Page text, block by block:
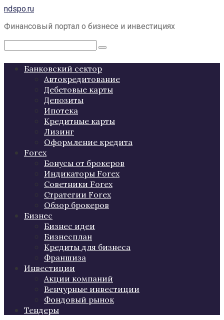
Перейти
контенту
ndspo.ru
Финансовый портал о бизнесе и инвестициях
Поиск:
Банковский сектор
Автокредитование
Дебетовые карты
Депозиты
Ипотека
Кредитные карты
Лизинг
Оформление кредита
Forex
Бонусы от брокеров
Индикаторы Forex
Советники Forex
Стратегии Forex
Обзор брокеров
Бизнес
Бизнес идеи
Бизнесплан
Кредиты для бизнеса
Франшиза
Инвестиции
Акции компаний
Венчурные инвестиции
Фондовый рынок
Тендеры